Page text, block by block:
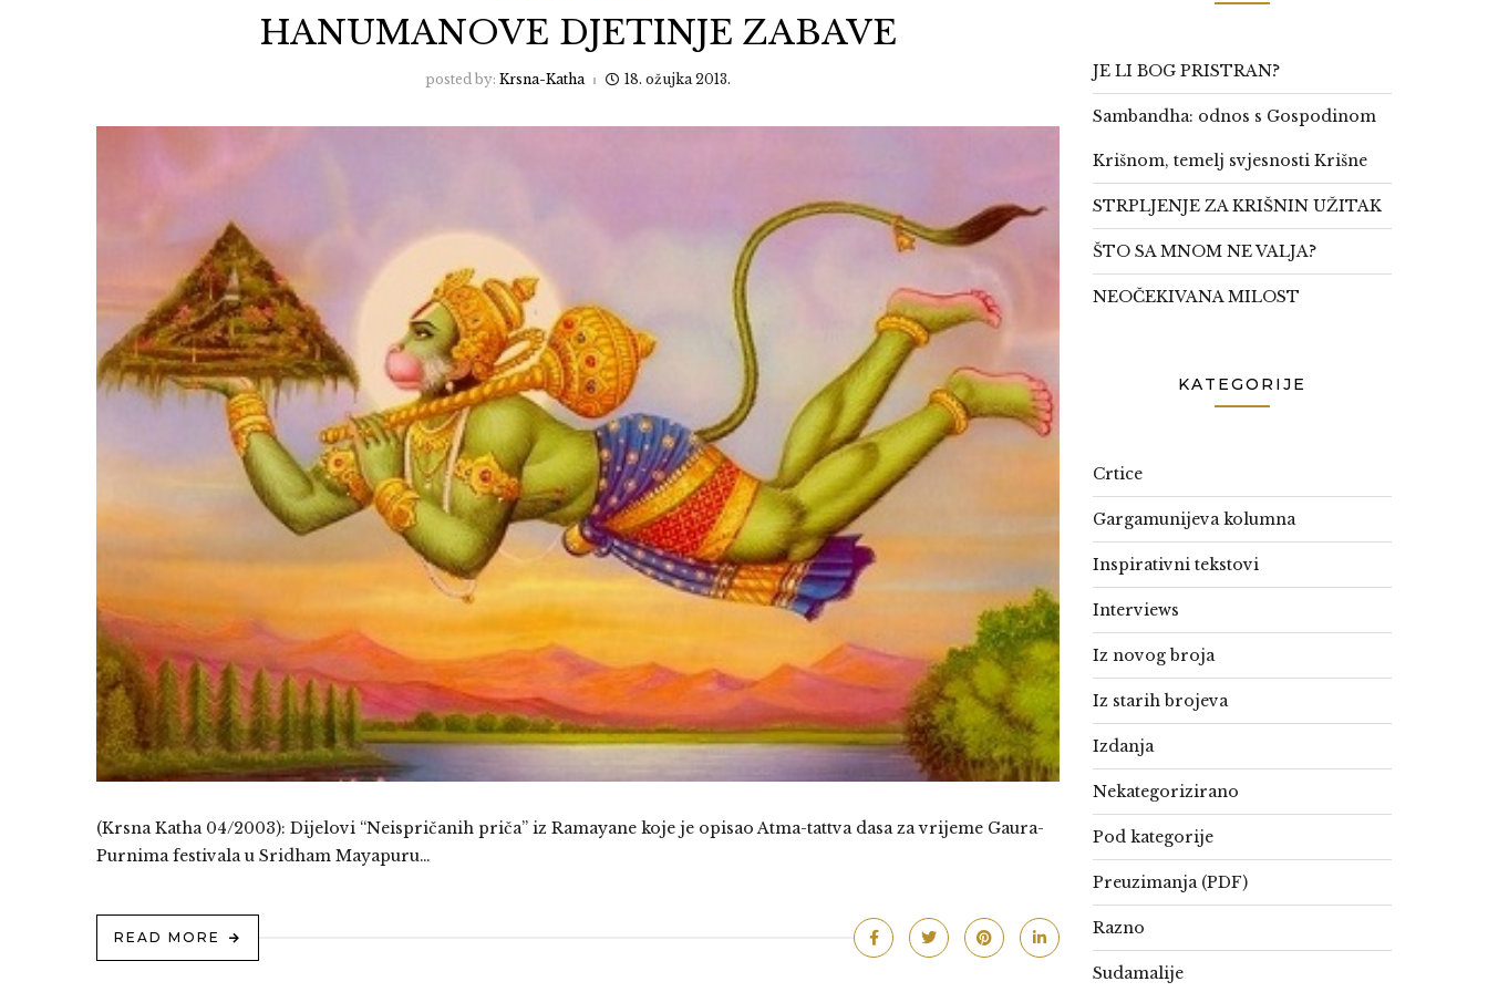
HANUMANOVE DJETINJE ZABAVE
posted by: Krsna-Katha 18. ožujka 2013.
(Krsna Katha 04/2003): Dijelovi “Neispričanih priča” iz Ramayane koje je opisao Atma-tattva dasa za vrijeme Gaura-
Purnima festivala u Sridham Mayapuru…
READ MORE
JE LI BOG PRISTRAN?
Sambandha: odnos s Gospodinom
Krišnom, temelj svjesnosti Krišne
STRPLJENJE ZA KRIŠNIN UŽITAK
ŠTO SA MNOM NE VALJA?
NEOČEKIVANA MILOST
KATEGORIJE
Crtice
Gargamunijeva kolumna
Inspirativni tekstovi
Interviews
Iz novog broja
Iz starih brojeva
Izdanja
Nekategorizirano
Pod kategorije
Preuzimanja (PDF)
Razno
Sudamalije